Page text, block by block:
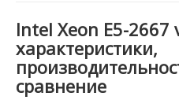
LGA 2011-3
LGA 2011
Процессоры
Intel Xeon E5-
характеристики,
сравнение